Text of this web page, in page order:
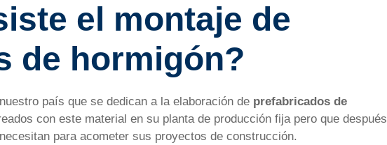
el montaje de
de hormigón?
país que se dedican a la elaboración de prefabricados de
con este material en su planta de producción fija pero que después
para acometer sus proyectos de construcción.